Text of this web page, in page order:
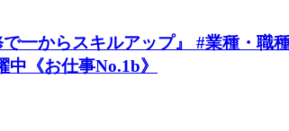
一からスキルアップ』 #業種・
《お仕事No.1b》